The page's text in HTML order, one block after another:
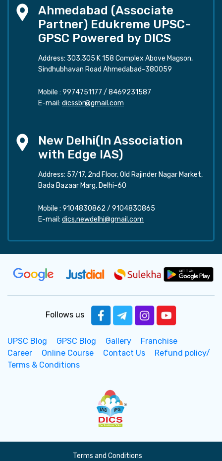
Ahmedabad (Associate
Partner) Edukreme UPSC-
GPSC Powered by DICS
Address: 303,305 K 158 Complex Above Magson,
Sindhubhavan Road Ahmedabad-380059
Mobile : 9974751177 / 8469231587
E-mail: dicssbr@gmail.com
New Delhi(In Association
with Edge IAS)
Address: 57/17, 2nd Floor, Old Rajinder Nagar Market,
Bada Bazaar Marg, Delhi-60
Mobile : 9104830862 / 9104830865
E-mail: dics.newdelhi@gmail.com
Follows us
UPSC Blog GPSC Blog Gallery
Franchise
Career
Online Course Contact Us
Refund policy/
Terms & Conditions
Terms and Conditions